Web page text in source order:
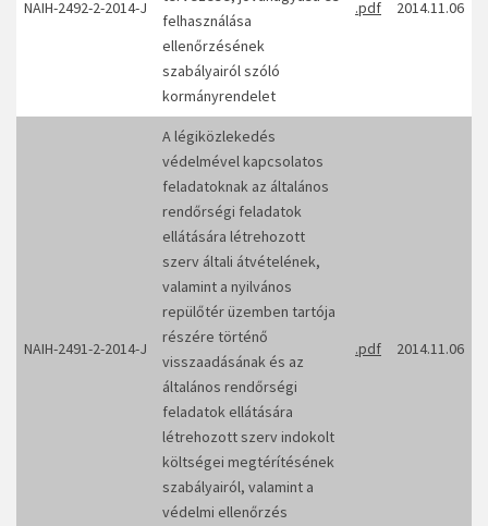
NAIH-2492-2-2014-J
felhasználása
ellenőrzésének
szabályairól szóló
kormányrendelet
.pdf 2014.11.06
NAIH-2491-2-2014-J
A légiközlekedés
védelmével kapcsolatos
feladatoknak az általános
rendőrségi feladatok
ellátására létrehozott
szerv általi átvételének,
valamint a nyilvános
repülőtér üzemben tartója
részére történő
visszaadásának és az
általános rendőrségi
feladatok ellátására
létrehozott szerv indokolt
költségei megtérítésének
szabályairól, valamint a
védelmi ellenőrzés
.pdf 2014.11.06